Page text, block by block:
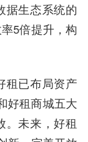
据生态系统的
5倍提升，构
已布局资产
好租商城五大
。未来，好租